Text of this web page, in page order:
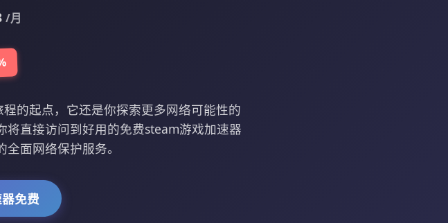
/月
的起点，它还是你探索更多网络可能性的
直接访问到好用的免费steam游戏加速器
面网络保护服务。
免费